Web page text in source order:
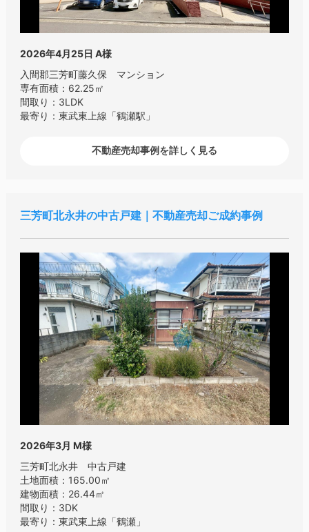
2026年4月25日 A様
入間郡三芳町藤久保 マンション
専有面積：62.25㎡
間取り：3LDK
最寄り：東武東上線「鶴瀬駅」
不動産売却事例を詳しく見る
三芳町北永井の中古戸建｜不動産売却ご成約事例
2026年3月 M様
三芳町北永井 中古戸建
土地面積：165.00㎡
建物面積：26.44㎡
間取り：3DK
最寄り：東武東上線「鶴瀬」